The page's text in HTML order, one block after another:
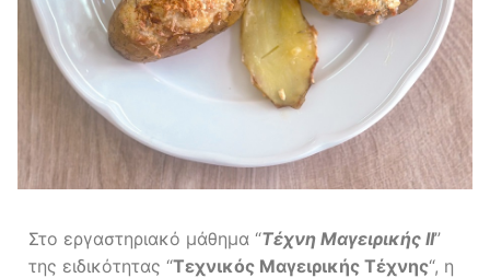
Στο εργαστηριακό μάθημα “Τέχνη Μαγειρικής ΙΙ”
της ειδικότητας “Τεχνικός Μαγειρικής Τέχνης“, η